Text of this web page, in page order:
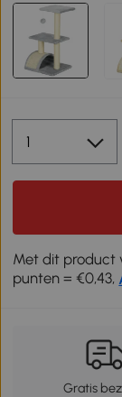
Met dit product
punten = €0,43,
Gratis